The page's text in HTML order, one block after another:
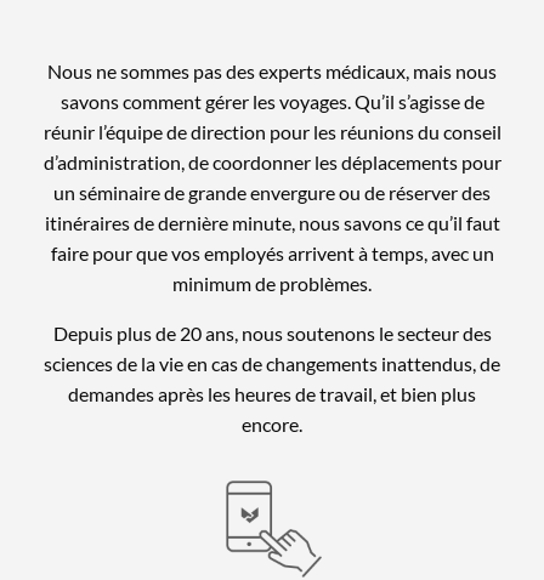
Nous ne sommes pas des experts médicaux, mais nous
savons comment gérer les voyages. Qu’il s’agisse de
réunir l’équipe de direction pour les réunions du conseil
d’administration, de coordonner les déplacements pour
un séminaire de grande envergure ou de réserver des
itinéraires de dernière minute, nous savons ce qu’il faut
faire pour que vos employés arrivent à temps, avec un
minimum de problèmes.
Depuis plus de 20 ans, nous soutenons le secteur des
sciences de la vie en cas de changements inattendus, de
demandes après les heures de travail, et bien plus
encore.